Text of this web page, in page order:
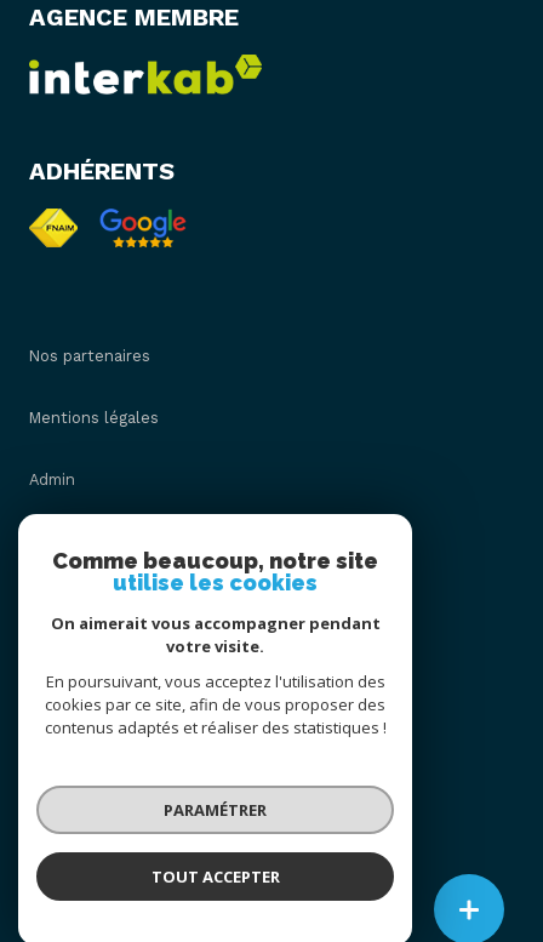
AGENCE MEMBRE
ADHÉRENTS
Nos partenaires
Mentions légales
Admin
Réalisé par
Comme beaucoup, notre site
utilise les cookies
On aimerait vous accompagner pendant
votre visite.
En poursuivant, vous acceptez l'utilisation des
cookies par ce site, afin de vous proposer des
contenus adaptés et réaliser des statistiques !
PARAMÉTRER
TOUT ACCEPTER